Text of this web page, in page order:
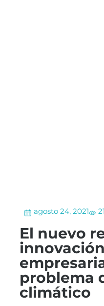
agosto 24, 2021
El nuevo
innovación
problema
climático